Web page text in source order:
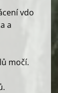
vdo
a
močí.